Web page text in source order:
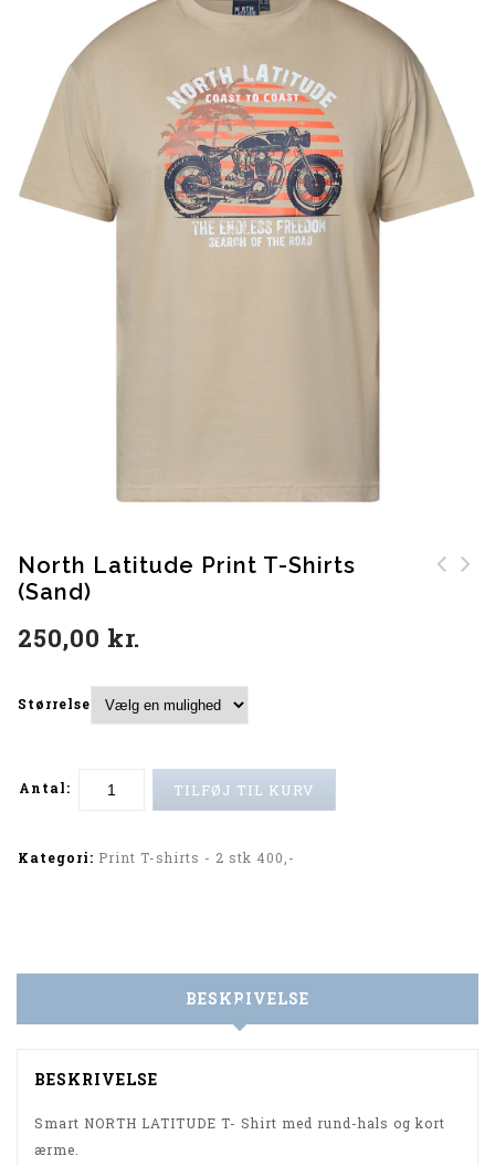
North Latitude Print T-Shirts
(Sand)
250,00 kr.
Størrelse
Antal: TILFØJ TIL KURV
Kategori: Print T-shirts - 2 stk 400,-
BESKRIVELSE
BESKRIVELSE
Smart NORTH LATITUDE T- Shirt med rund-hals og kort
ærme.